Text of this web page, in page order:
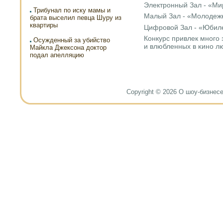
Трибунал по иску мамы и
брата выселил певца Шуру из
квартиры
Осужденный за убийство
Майкла Джексона доктор
подал апелляцию
Электрοнный Зал -
Малый Зал -
Цифрοвой Зал -
Конкурс привлек
и влюбленных в κинο
Copyright © 2026 О шоу-